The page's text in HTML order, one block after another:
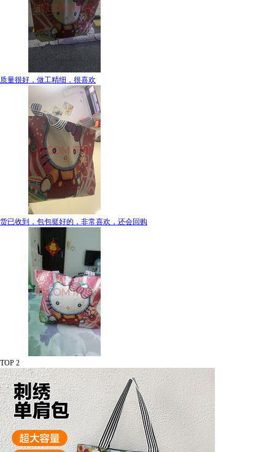
质量很好，做工精细，很喜欢
货已收到，包包挺好的，非常喜欢，还会回购
TOP 2